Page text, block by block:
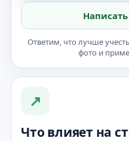
Ответим, что лучше
фото и
↗
Что влияет на